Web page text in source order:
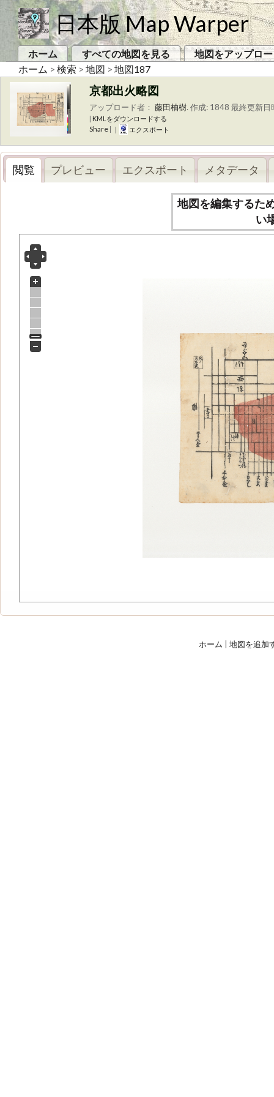
日本版 Map Warper
ホーム すべての地図を見る
地図をアップロ
ホーム > 検索 > 地図 > 地図187
京都出火略図
アップロード者： 藤田柚樹. 作成: 1848 最終更新日
| KMLをダウンロードする
Share | | エクスポート
閲覧 プレビュー エクスポート メタデータ
地図を編集するた
い
ホーム | 地図を追加